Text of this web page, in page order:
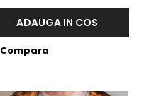
ADAUGA IN COS
Compara